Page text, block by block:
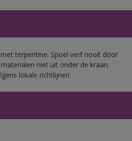
met terpentine. Spoel verf nooit door
niet uit onder de kraan.
lokale richtlijnen.